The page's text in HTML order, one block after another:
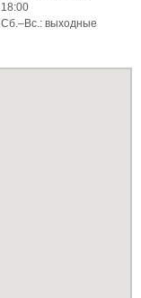
18:00
Сб.–Вс.: выходные